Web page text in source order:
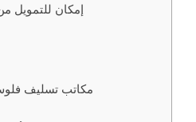
إمكان
مكاتب تسليف فلوس